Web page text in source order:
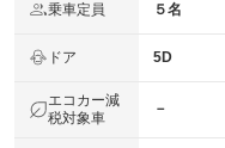
乗車定員 ５名
ドア 5D
エコカー減
税対象車
－